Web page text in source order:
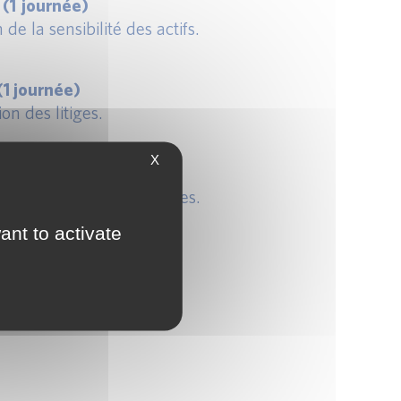
journée)
la sensibilité des actifs.
journée)
des litiges.
aux activités courantes.
X
to activate